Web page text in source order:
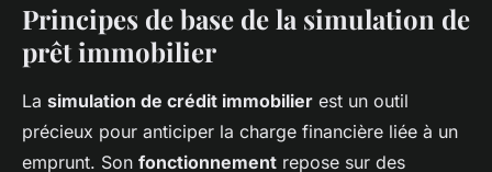
Principes de base de la simulation de
prêt immobilier
La simulation de crédit immobilier est un outil
précieux pour anticiper la charge financière liée à un
emprunt. Son fonctionnement repose sur des